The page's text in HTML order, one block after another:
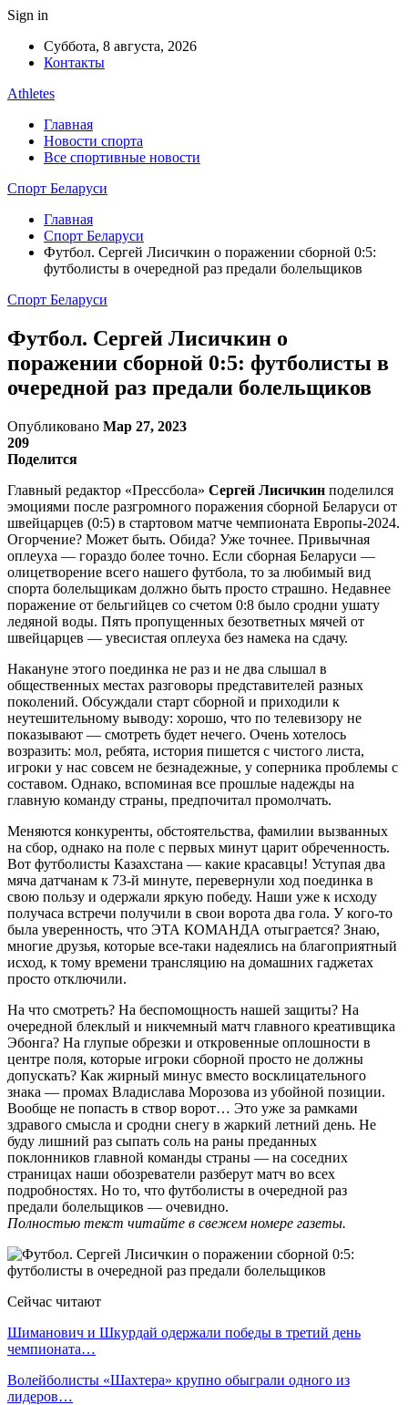
Sign in
Суббота, 8 августа, 2026
Контакты
Athletes
Главная
Новости спорта
Все спортивные новости
Спорт Беларуси
Главная
Спорт Беларуси
Футбол. Cергей Лисичкин о поражении сборной 0:5:
футболисты в очередной раз предали болельщиков
Спорт Беларуси
Футбол. Cергей Лисичкин о
поражении сборной 0:5: футболисты в
очередной раз предали болельщиков
Опубликовано Мар 27, 2023
209
Поделится
Главный редактор «Прессбола» Сергей Лисичкин поделился
эмоциями после разгромного поражения сборной Беларуси от
швейцарцев (0:5) в стартовом матче чемпионата Европы-2024.
Огорчение? Может быть. Обида? Уже точнее. Привычная
оплеуха — гораздо более точно. Если сборная Беларуси —
олицетворение всего нашего футбола, то за любимый вид
спорта болельщикам должно быть просто страшно. Недавнее
поражение от бельгийцев со счетом 0:8 было сродни ушату
ледяной воды. Пять пропущенных безответных мячей от
швейцарцев — увесистая оплеуха без намека на сдачу.
Накануне этого поединка не раз и не два слышал в
общественных местах разговоры представителей разных
поколений. Обсуждали старт сборной и приходили к
неутешительному выводу: хорошо, что по телевизору не
показывают — смотреть будет нечего. Очень хотелось
возразить: мол, ребята, история пишется с чистого листа,
игроки у нас совсем не безнадежные, у соперника проблемы с
составом. Однако, вспоминая все прошлые надежды на
главную команду страны, предпочитал промолчать.
Меняются конкуренты, обстоятельства, фамилии вызванных
на сбор, однако на поле с первых минут царит обреченность.
Вот футболисты Казахстана — какие красавцы! Уступая два
мяча датчанам к 73-й минуте, перевернули ход поединка в
свою пользу и одержали яркую победу. Наши уже к исходу
получаса встречи получили в свои ворота два гола. У кого-то
была уверенность, что ЭТА КОМАНДА отыграется? Знаю,
многие друзья, которые все-таки надеялись на благоприятный
исход, к тому времени трансляцию на домашних гаджетах
просто отключили.
На что смотреть? На беспомощность нашей защиты? На
очередной блеклый и никчемный матч главного креативщика
Эбонга? На глупые обрезки и откровенные оплошности в
центре поля, которые игроки сборной просто не должны
допускать? Как жирный минус вместо восклицательного
знака — промах Владислава Морозова из убойной позиции.
Вообще не попасть в створ ворот… Это уже за рамками
здравого смысла и сродни снегу в жаркий летний день. Не
буду лишний раз сыпать соль на раны преданных
поклонников главной команды страны — на соседних
страницах наши обозреватели разберут матч во всех
подробностях. Но то, что футболисты в очередной раз
предали болельщиков — очевидно.
Полностью текст читайте в свежем номере газеты.
Сейчас читают
Шиманович и Шкурдай одержали победы в третий день
чемпионата…
Волейболисты «Шахтера» крупно обыграли одного из
лидеров…